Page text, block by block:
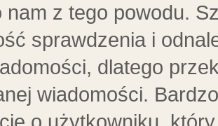
nam z tego powodu.
sprawdzenia i
dlatego
wiadomości.